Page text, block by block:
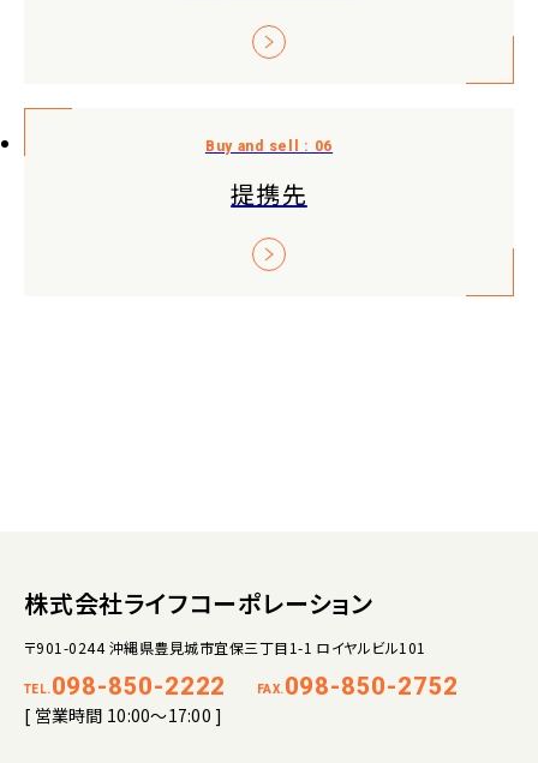
提携先
株式会社ライフコーポレーション
〒901-0244 沖縄県豊見城市宜保三丁目1-1 ロイヤルビル101
TEL. 098-850-2222 FAX. 098-850-2752
[ 営業時間 10:00～17:00 ]